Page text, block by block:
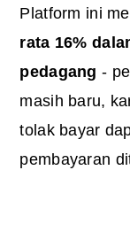
Platform ini
rata 16%
pedagang -
masih baru,
tolak bayar
pembayaran